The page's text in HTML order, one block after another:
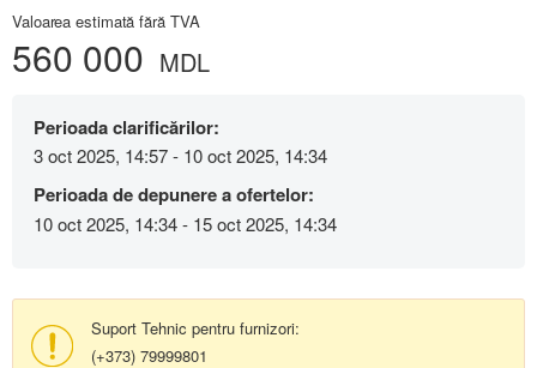
Valoarea estimată fără TVA
560 000 MDL
Perioada clarificărilor:
3 oct 2025, 14:57 - 10 oct 2025, 14:34
Perioada de depunere a ofertelor:
10 oct 2025, 14:34 - 15 oct 2025, 14:34
Suport Tehnic pentru furnizori:
(+373) 79999801